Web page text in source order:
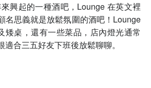
興起的一種酒吧，Lounge 在英文裡
名思義就是放鬆氛圍的酒吧！Lounge
矮桌，還有一些菜品，店內燈光通常
合三五好友下班後放鬆聊聊。